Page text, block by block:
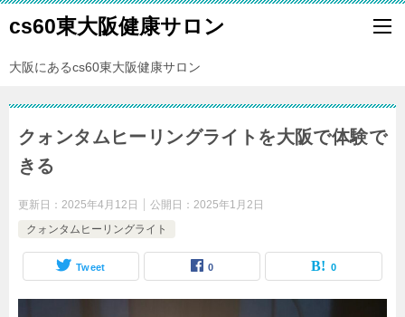
cs60東大阪健康サロン
大阪にあるcs60東大阪健康サロン
クォンタムヒーリングライトを大阪で体験で
きる
更新日： 2025年4月12日 公開日： 2025年1月2日
クォンタムヒーリングライト
Tweet 0 0